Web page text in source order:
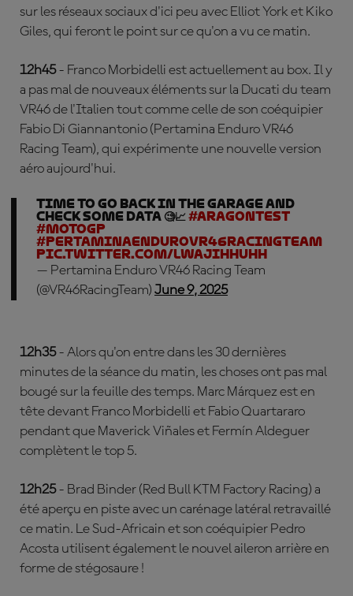
sur les réseaux sociaux d'ici peu avec Elliot York et Kiko
Giles, qui feront le point sur ce qu'on a vu ce matin.
12h45- Franco Morbidelli est actuellement au box. Il y
a pas mal de nouveaux éléments sur la Ducati du team
VR46 de l'Italien tout comme celle de son coéquipier
Fabio Di Giannantonio (Pertamina Enduro VR46
Racing Team), qui expérimente une nouvelle version
aéro aujourd'hui.
Time to go back in the garage and
check some data 🧐📈#AragonTest
#MotoGP
#PertaminaEnduroVR46RacingTeam
pic.twitter.com/LWaJiHHUHH
— Pertamina Enduro VR46 Racing Team
(@VR46RacingTeam) June 9, 2025
12h35- Alors qu'on entre dans les 30 dernières
minutes de la séance du matin, les choses ont pas mal
bougé sur la feuille des temps. Marc Márquez est en
tête devant Franco Morbidelli et Fabio Quartararo
pendant que Maverick Viñales et Fermín Aldeguer
complètent le top 5.
12h25- Brad Binder (Red Bull KTM Factory Racing) a
été aperçu en piste avec un carénage latéral retravaillé
ce matin. Le Sud-Africain et son coéquipier Pedro
Acosta utilisent également le nouvel aileron arrière en
forme de stégosaure !